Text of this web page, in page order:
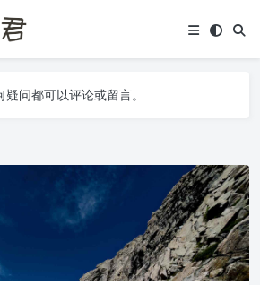
疑问都可以评论或留言。
问都可以评论或留言。